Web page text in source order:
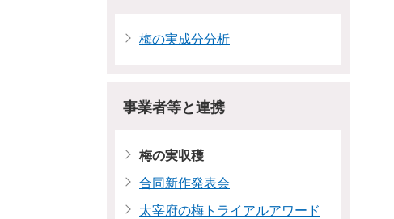
梅の実成分分析
事業者等と連携
梅の実収穫
合同新作発表会
太宰府の梅トライアルアワード